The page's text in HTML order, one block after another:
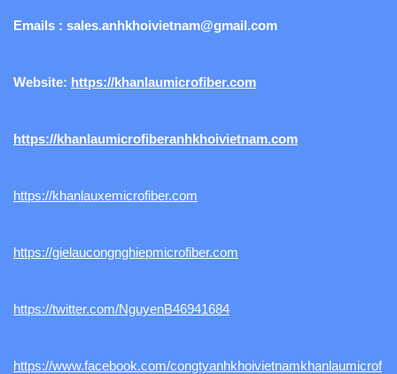
Emails : sales.anhkhoivietnam@gmail.com
Website: https://khanlaumicrofiber.com
https://khanlaumicrofiberanhkhoivietnam.com
https://khanlauxemicrofiber.com
https://gielaucongnghiepmicrofiber.com
https://twitter.com/NguyenB46941684
https://www.facebook.com/congtyanhkhoivietnamkhanlaumicrof